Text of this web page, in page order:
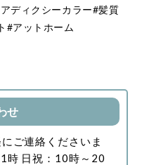
アディクシーカラー#髪質
#アットホーム
せ
ご連絡くださいま
時 日祝：10時～20